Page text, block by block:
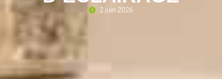
2 juin 2026